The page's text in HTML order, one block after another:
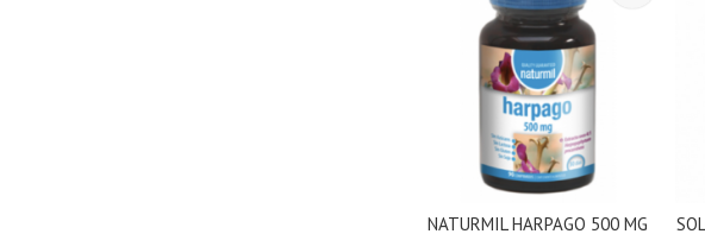
NATURMIL HARPAGO 500 MG